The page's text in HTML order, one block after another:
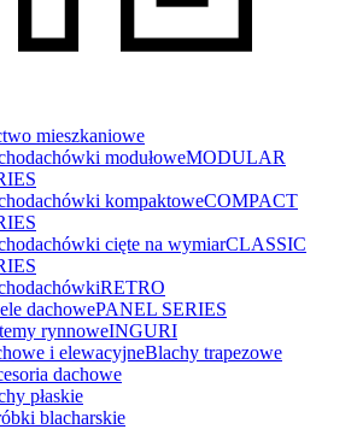
mieszkaniowe
modułoweMODULAR
kompaktoweCOMPACT
cięte na wymiarCLASSIC
RETRO
dachowePANEL SERIES
rynnoweINGURI
i elewacyjneBlachy trapezowe
dachowe
płaskie
blacharskie